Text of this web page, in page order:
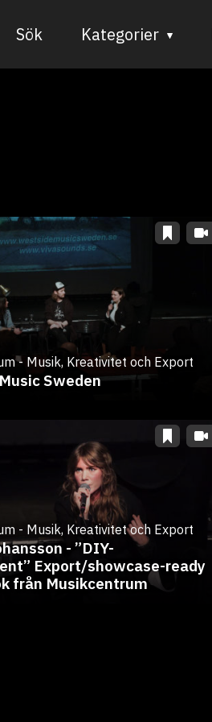
Sök Kategorier
Teater
- Musik, Kreativitet och Export
Sweden
- Musik, Kreativitet och Export
- ”DIY-
Export/showcase-ready
från Musikcentrum